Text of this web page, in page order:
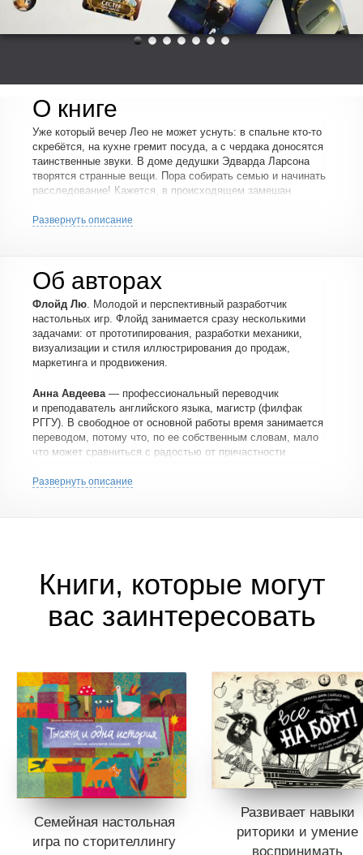
О книге
Уже который вечер Лео не может уснуть: в спальне кто-то
скребётся, на кухне гремит посуда, а с чердака доносятся
таинственные звуки. В доме дедушки Эдварда Ларсона
творятся странные вещи. Пора собирать семью и начинать
расследование! Кажется, в происходящем замешан
В этой карточной игре вам нужно заработать как можно
и внимательность.
Для кого эта игра
Для всех, кто любит загадки, детективы и живое общение!
Развернуть описание
Об авторах
Флойд Лю. Молодой и перспективный разработчик
настольных игр. Флойд занимается сразу несколькими
задачами: от прототипирования, разработки механики,
визуализации и стиля иллюстрирования до продаж,
маркетинга и продвижения.
Анна Авдеева— профессиональный переводчик
и преподаватель английского языка, магистр (филфак
РГГУ). В свободное от основной работы время занимается
переводом, потому что, по ее собственным словам, мало
что может сравниться с радостью от причастности
в руках, полистать, почитать любимым племянницам. Анна
Развернуть описание
Книги, которые могут
вас заинтересовать
Семейная настольная
игра по стори­теллингу
Развивает навыки
риторики и умение
воспринимать